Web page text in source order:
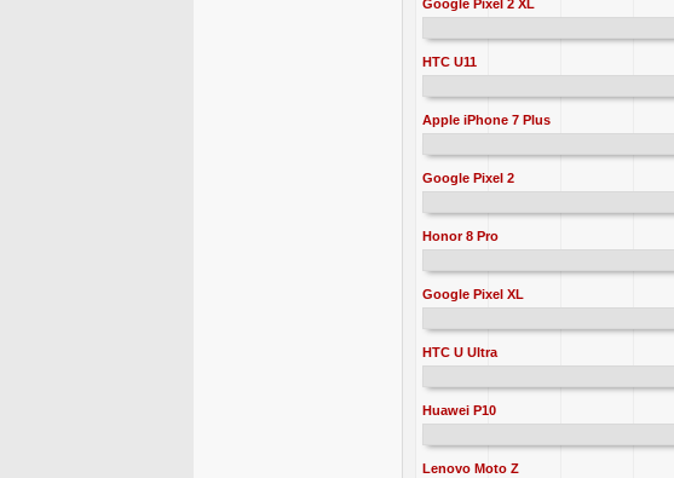
Google Pixel 2 XL
HTC U11
Apple iPhone 7 Plus
Google Pixel 2
Honor 8 Pro
Google Pixel XL
HTC U Ultra
Huawei P10
Lenovo Moto Z